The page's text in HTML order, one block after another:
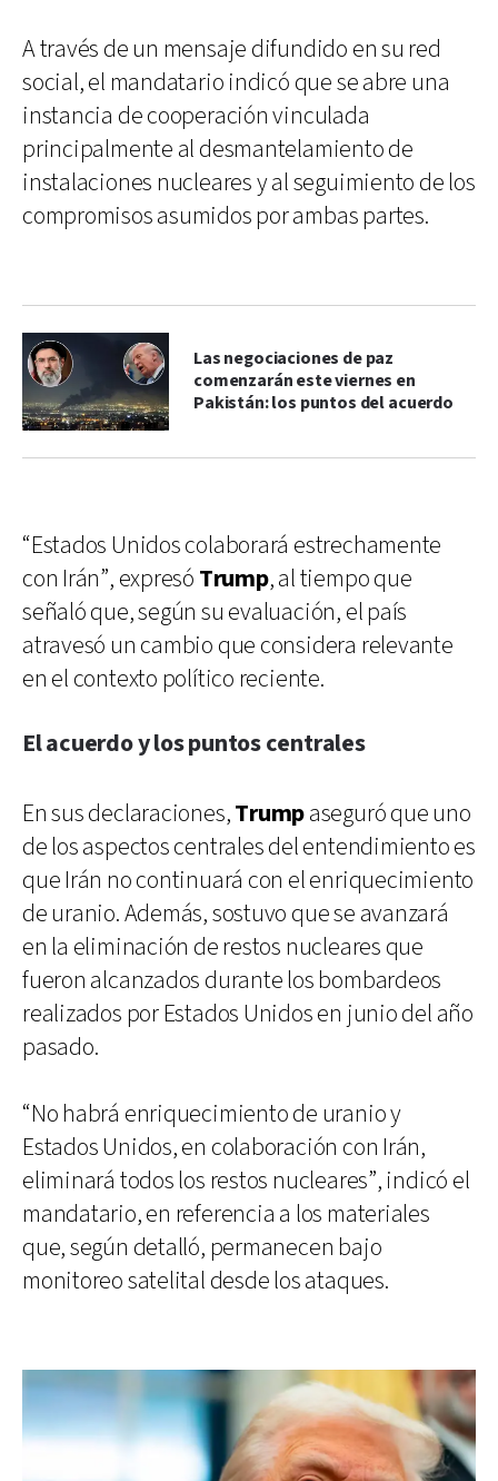
A través de un mensaje difundido en su red
social, el mandatario indicó que se abre una
instancia de cooperación vinculada
principalmente al desmantelamiento de
instalaciones nucleares y al seguimiento de los
compromisos asumidos por ambas partes.
Las negociaciones de paz
comenzarán este viernes en
Pakistán: los puntos del acuerdo
“Estados Unidos colaborará estrechamente
con Irán”, expresó Trump, al tiempo que
señaló que, según su evaluación, el país
atravesó un cambio que considera relevante
en el contexto político reciente.
El acuerdo y los puntos centrales
En sus declaraciones,Trumpaseguró que uno
de los aspectos centrales del entendimiento es
que Irán no continuará con el enriquecimiento
de uranio. Además, sostuvo que se avanzará
en la eliminación de restos nucleares que
fueron alcanzados durante los bombardeos
realizados por Estados Unidos en junio del año
pasado.
“No habrá enriquecimiento de uranio y
Estados Unidos, en colaboración con Irán,
eliminará todos los restos nucleares”, indicó el
mandatario, en referencia a los materiales
que, según detalló, permanecen bajo
monitoreo satelital desde los ataques.